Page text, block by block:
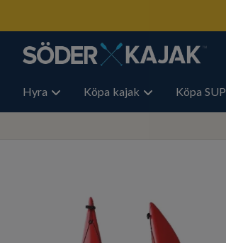
Hyra Köpa kajak Köpa SUP